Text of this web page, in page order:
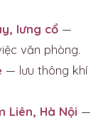
lưng cổ —
văn phòng.
— lưu thông khí
Liên, Hà Nội —